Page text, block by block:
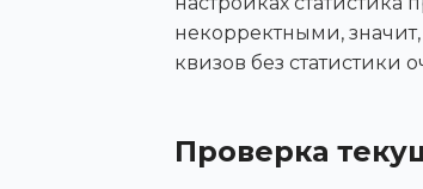
некорректными,
квизов без статистики
Проверка